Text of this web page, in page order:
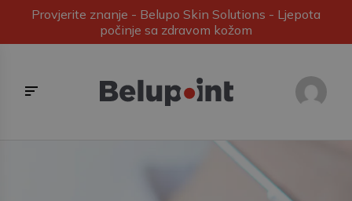
Provjerite znanje - Belupo Skin Solutions - Ljepota
počinje sa zdravom kožom